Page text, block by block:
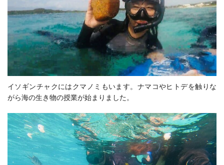
イソギンチャクにはクマノミもいます。ナマコやヒトデを触りな
がら海の生き物の授業が始まりました。